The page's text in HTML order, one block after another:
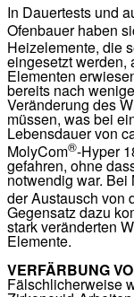
In Dauertests und
Ofenbauer haben
Heizelemente, die
eingesetzt werden,
Elementen
bereits nach
Veränderung des
müssen, was bei
Lebensdauer von
MolyCom®-Hyper
gefahren, ohne
notwendig war. Bei
der Austausch von
Gegensatz dazu
stark veränderten
Elemente.
VERFÄRBUNG
Fälschlicherweise